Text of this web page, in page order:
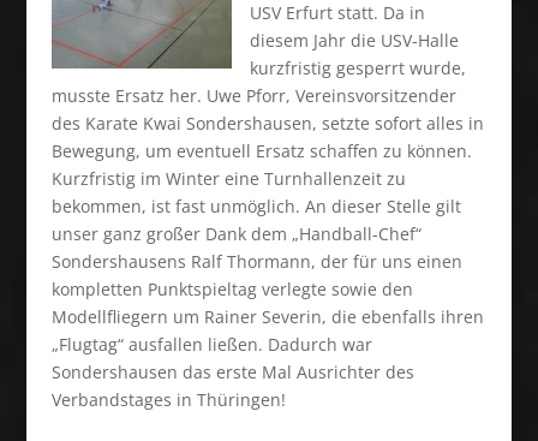
USV Erfurt statt. Da in
diesem Jahr die USV-Halle
kurzfristig gesperrt wurde,
musste Ersatz her. Uwe Pforr, Vereinsvorsitzender
des Karate Kwai Sondershausen, setzte sofort alles in
Bewegung, um eventuell Ersatz schaffen zu können.
Kurzfristig im Winter eine Turnhallenzeit zu
bekommen, ist fast unmöglich. An dieser Stelle gilt
unser ganz großer Dank dem „Handball-Chef“
Sondershausens Ralf Thormann, der für uns einen
kompletten Punktspieltag verlegte sowie den
Modellfliegern um Rainer Severin, die ebenfalls ihren
„Flugtag“ ausfallen ließen. Dadurch war
Sondershausen das erste Mal Ausrichter des
Verbandstages in Thüringen!